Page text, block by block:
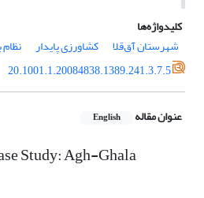
کلیدواژه‌ها
شهرستان آق‌قلا
کشاورزی پایدار
20.1001.1.20084838.1389.241.3.7.5
عنوان مقاله English
Study: Agh-Ghala